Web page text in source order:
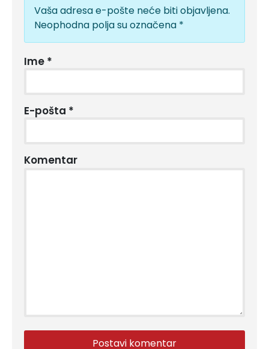
Vaša adresa e-pošte neće biti objavljena.
Neophodna polja su označena *
Ime *
E-pošta *
Komentar